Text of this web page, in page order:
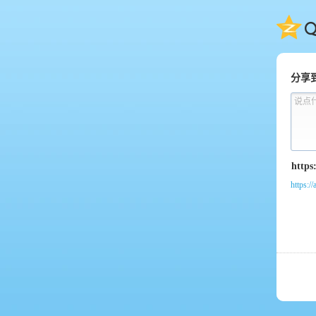
QQ
分享
说点
https://